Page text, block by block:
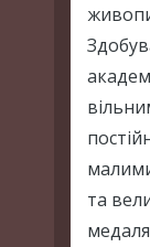
та